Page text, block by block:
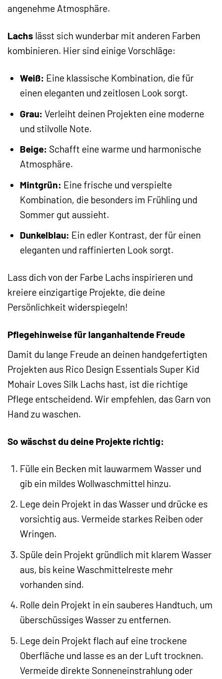
angenehme Atmosphäre.
Lachs lässt sich wunderbar mit anderen Farben
kombinieren. Hier sind einige Vorschläge:
Weiß: Eine klassische Kombination, die für
einen eleganten und zeitlosen Look sorgt.
Grau: Verleiht deinen Projekten eine moderne
und stilvolle Note.
Beige: Schafft eine warme und harmonische
Atmosphäre.
Mintgrün: Eine frische und verspielte
Kombination, die besonders im Frühling und
Sommer gut aussieht.
Dunkelblau: Ein edler Kontrast, der für einen
eleganten und raffinierten Look sorgt.
Lass dich von der Farbe Lachs inspirieren und
kreiere einzigartige Projekte, die deine
Persönlichkeit widerspiegeln!
Pflegehinweise für langanhaltende Freude
Damit du lange Freude an deinen handgefertigten
Projekten aus Rico Design Essentials Super Kid
Mohair Loves Silk Lachs hast, ist die richtige
Pflege entscheidend. Wir empfehlen, das Garn von
Hand zu waschen.
So wäschst du deine Projekte richtig:
Fülle ein Becken mit lauwarmem Wasser und
gib ein mildes Wollwaschmittel hinzu.
Lege dein Projekt in das Wasser und drücke es
vorsichtig aus. Vermeide starkes Reiben oder
Wringen.
Spüle dein Projekt gründlich mit klarem Wasser
aus, bis keine Waschmittelreste mehr
vorhanden sind.
Rolle dein Projekt in ein sauberes Handtuch, um
überschüssiges Wasser zu entfernen.
Lege dein Projekt flach auf eine trockene
Oberfläche und lasse es an der Luft trocknen.
Vermeide direkte Sonneneinstrahlung oder